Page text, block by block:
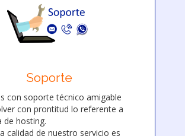
Soporte
con soporte técnico amigable
con prontitud lo referente a
de hosting.
calidad de nuestro servicio es